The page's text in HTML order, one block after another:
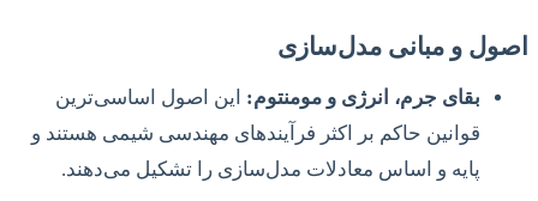
اصول و مبانی مدل‌سازی
بقای جرم، انرژی و مومنتوم: این اصول اساسی‌ترین
قوانین حاکم بر اکثر فرآیندهای مهندسی شیمی هستند و
پایه و اساس معادلات مدل‌سازی را تشکیل می‌دهند.